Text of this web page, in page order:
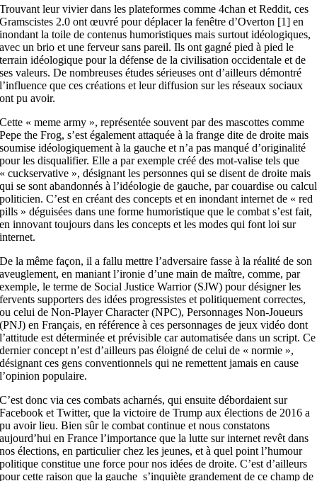
Trouvant leur vivier dans les plateformes comme 4chan et Reddit, ces
Gramscistes 2.0 ont œuvré pour déplacer la fenêtre d’Overton [1] en
inondant la toile de contenus humoristiques mais surtout idéologiques,
avec un brio et une ferveur sans pareil. Ils ont gagné pied à pied le
terrain idéologique pour la défense de la civilisation occidentale et de
ses valeurs. De nombreuses études sérieuses ont d’ailleurs démontré
l’influence que ces créations et leur diffusion sur les réseaux sociaux
ont pu avoir.
Cette « meme army », représentée souvent par des mascottes comme
Pepe the Frog, s’est également attaquée à la frange dite de droite mais
soumise idéologiquement à la gauche et n’a pas manqué d’originalité
pour les disqualifier. Elle a par exemple créé des mot-valise tels que
« cuckservative », désignant les personnes qui se disent de droite mais
qui se sont abandonnés à l’idéologie de gauche, par couardise ou calcul
politicien. C’est en créant des concepts et en inondant internet de « red
pills » déguisées dans une forme humoristique que le combat s’est fait,
en innovant toujours dans les concepts et les modes qui font loi sur
internet.
De la même façon, il a fallu mettre l’adversaire fasse à la réalité de son
aveuglement, en maniant l’ironie d’une main de maître, comme, par
exemple, le terme de Social Justice Warrior (SJW) pour désigner les
fervents supporters des idées progressistes et politiquement correctes,
ou celui de Non-Player Character (NPC), Personnages Non-Joueurs
(PNJ) en Français, en référence à ces personnages de jeux vidéo dont
l’attitude est déterminée et prévisible car automatisée dans un script. Ce
dernier concept n’est d’ailleurs pas éloigné de celui de « normie »,
désignant ces gens conventionnels qui ne remettent jamais en cause
l’opinion populaire.
C’est donc via ces combats acharnés, qui ensuite débordaient sur
Facebook et Twitter, que la victoire de Trump aux élections de 2016 a
pu avoir lieu. Bien sûr le combat continue et nous constatons
aujourd’hui en France l’importance que la lutte sur internet revêt dans
nos élections, en particulier chez les jeunes, et à quel point l’humour
politique constitue une force pour nos idées de droite. C’est d’ailleurs
pour cette raison que la gauche s’inquiète grandement de ce champ de